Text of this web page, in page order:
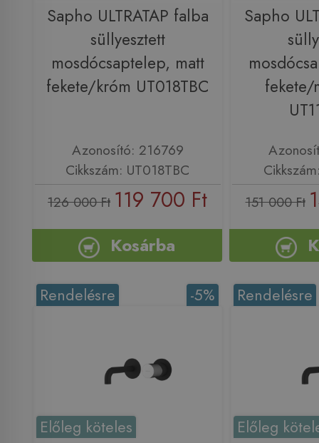
Sapho ULTRATAP falba
süllyesztett
mosdócsaptelep, matt
fekete/króm UT018TBC
Azonosító: 216769
Cikkszám: UT018TBC
126 000 Ft 119 700 Ft
Kosárba
Sapho
fekete/
151 000 Ft
-5%
Rendelésre
Előleg köteles
Rendelésre
Előleg